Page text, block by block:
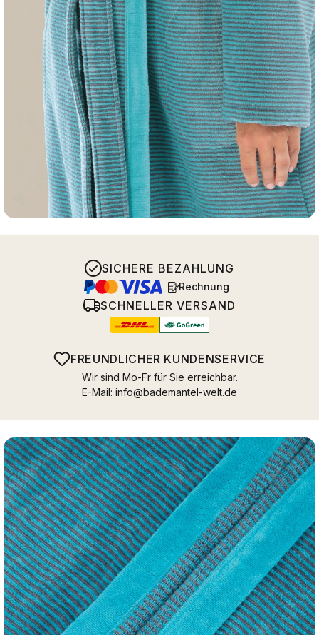
SICHERE BEZAHLUNG
Rechnung
SCHNELLER VERSAND
FREUNDLICHER KUNDENSERVICE
Wir sind Mo-Fr für Sie erreichbar.
E-Mail: info@bademantel-welt.de